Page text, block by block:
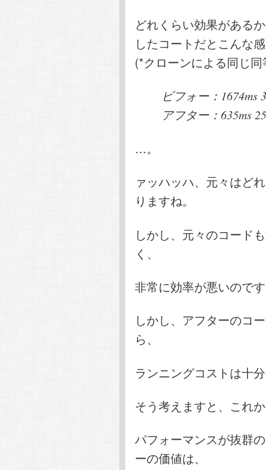
どれくらい効果がある
したコートだとこんな
(*クローンによる同じ
ビフォー：1674ms
アフター：635ms
…。
ァッハッハ、元々はど
りますね。
しかし、元々のコード
く、
非常に効率が悪いので
しかし、アフターのコ
ら、
ランニングコストは十
そう考えますと、これ
パフォーマンスが抜群
ーの価値は、